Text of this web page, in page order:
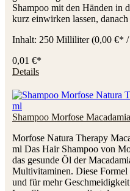
Shampoo mit den Händen in
kurz einwirken lassen,
Inhalt: 250 Milliliter(0,00 €*
0,01 €*
Details
Shampoo Morfose
Morfose Natura Therapy
ml Das Hair Shampoo von
das gesunde Öl der
Multivitaminen. Diese
und für mehr